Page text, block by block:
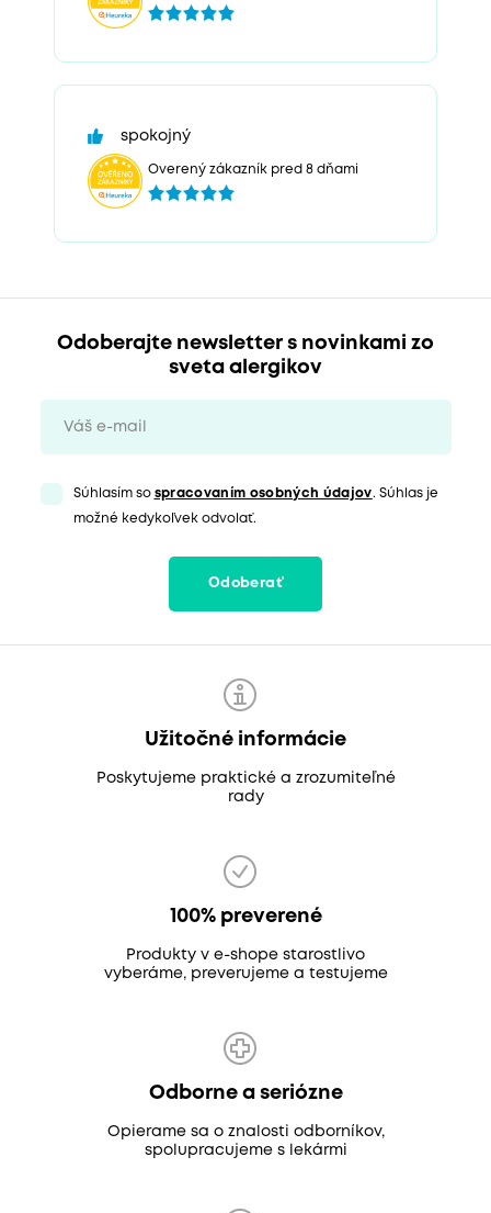
spokojný
Overený zákazník pred 8 dňami
Odoberajte newsletter s novinkami zo
sveta alergikov
Súhlasím so spracovaním osobných údajov. Súhlas je
možné kedykoľvek odvolať.
Odoberať
Užitočné informácie
Poskytujeme praktické a zrozumiteľné
rady
100% preverené
Produkty v e-shope starostlivo
vyberáme, preverujeme a testujeme
Odborne a seriózne
Opierame sa o znalosti odborníkov,
spolupracujeme s lekármi